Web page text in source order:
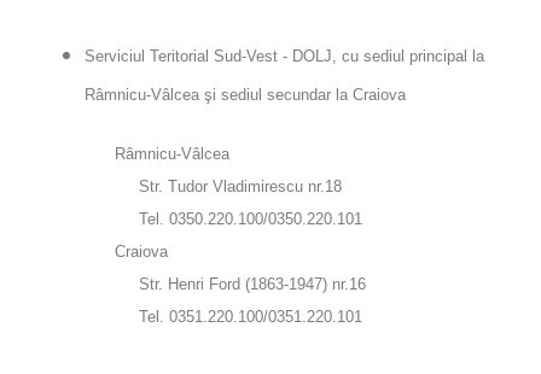
Serviciul Teritorial Sud-Vest - DOLJ, cu sediul principal la
Râmnicu-Vâlcea şi sediul secundar la Craiova
Râmnicu-Vâlcea
Str. Tudor Vladimirescu nr.18
Tel. 0350.220.100/0350.220.101
Craiova
Str. Henri Ford (1863-1947) nr.16
Tel. 0351.220.100/0351.220.101